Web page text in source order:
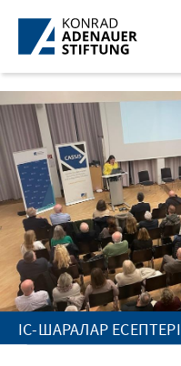
Skip to Main Content
ІС-ШАРАЛАР ЕСЕПТЕРІ